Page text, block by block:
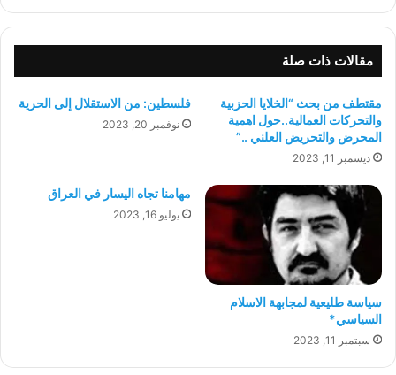
اللقاحات
ولقاح
بشكل
خاص
مقالات ذات صلة
مقتطف من بحث “الخلايا الحزبية
والتحركات العمالية..حول اهمية
المحرض والتحريض العلني ..”
ديسمبر 11, 2023
فلسطين: من الاستقلال إلى الحرية
نوفمبر 20, 2023
سياسة طليعية لمجابهة الاسلام
السياسي*
سبتمبر 11, 2023
مهامنا تجاه اليسار في العراق
يوليو 16, 2023